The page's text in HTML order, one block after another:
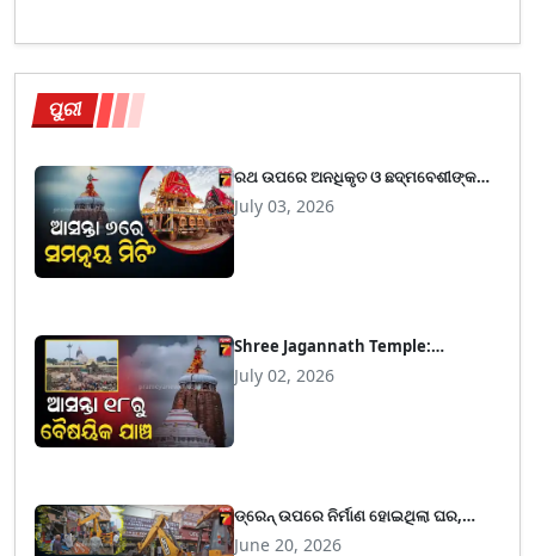
ପୁରୀ
ରଥ ଉପରେ ଅନଧିକୃତ ଓ ଛଦ୍ମବେଶୀଙ୍କ
ବିରୁଦ୍ଧରେ ନିଆଯିବ ଦୃଢ଼ କାର୍ଯ୍ୟନୁଷ୍ଠାନ,
କେହି ବ୍ୟବହାର କରିପାରିବେନି ମୋବାଇଲ୍
July 03, 2026
Shree Jagannath Temple:
ଶ୍ରୀମନ୍ଦିରରେ ହେବ ବୈଷୟିକ ଯାଞ୍ଚ,
ଏଏସଆଇକୁ ପୂର୍ତ୍ତ ବିଭାଗର ଚିଠି
July 02, 2026
ଡ୍ରେନ୍ ଉପରେ ନିର୍ମାଣ ହୋଇଥିଲା ଘର,
ପ୍ରଶାସନ ବୁଲାଇଲା ବୁଲଡୋଜର
June 20, 2026